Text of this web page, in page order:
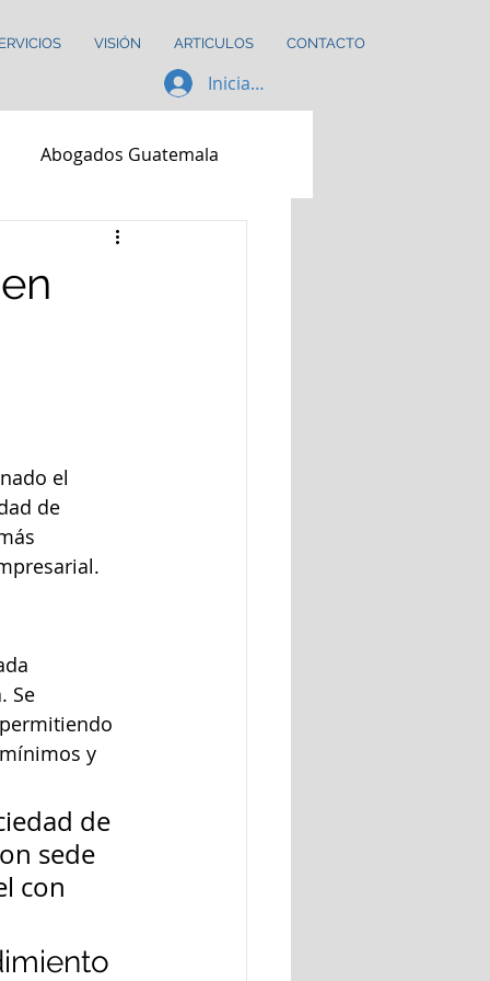
VISIÓN ARTICULOS CONTACTO
Iniciar sesión
Abogados Guatemala
el
de
Se
y
de
sede
con